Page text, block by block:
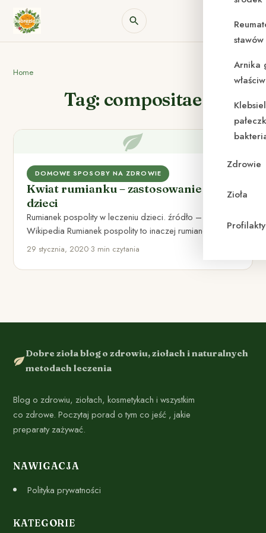
Arnika
Zdrowie
Zioła
Home
Tag: compositae
DOMOWE SPOSOBY NA ZDROWIE
Kwiat rumianku – zastosowanie u
dzieci
Rumianek pospolity w leczeniu dzieci. źródło –
Wikipedia Rumianek pospolity to inaczej rumianek
leczniczy. Jego łacińska nazwa to…
29 stycznia, 2020•3 min czytania
Dobre zioła blog o zdrowiu, ziołach i naturalnych
metodach leczenia
Blog o zdrowiu, ziołach, kosmetykach i wszystkim
co zdrowe. Poczytaj porad o tym co jeść , jakie
preparaty zażywać.
NAWIGACJA
Polityka prywatności
KATEGORIE